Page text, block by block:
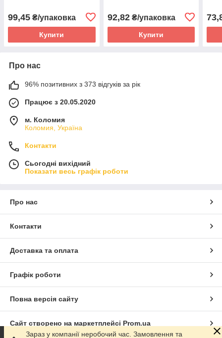
99,45 ₴/упаковка
Купити
92,82₴/упаковка
Купити
Про нас
96% позитивних з 373 відгуків за рік
Працює з 20.05.2020
м. Коломия
Коломия, Україна
Контакти
Сьогодні вихідний
Показати весь графік роботи
Про нас
Контакти
Доставка та оплата
Графік роботи
Повна версія сайту
Сайт створено на маркетплейсі Prom.ua
Зараз у компанії неробочий час. Замовлення та